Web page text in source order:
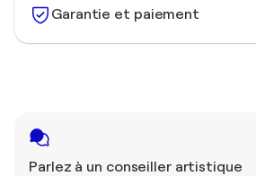
Garantie et paiement
Parlez à un conseiller artistique